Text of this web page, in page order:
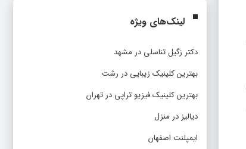
لینک‌های ویژه
دکتر زگیل تناسلی در مشهد
بهترین کلینیک زیبایی در رشت
بهترین کلینیک فیزیو تراپی در تهران
دیالیز در منزل
ایمپلنت اصفهان